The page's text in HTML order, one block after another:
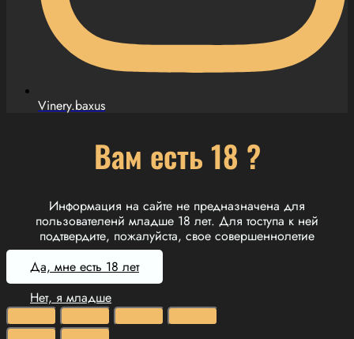
Vinery.baxus
Вам есть 18 ?
Информация на сайте не предназначена для
пользователенй младше 18 лет. Для тоступа к ней
подтвердите, пожалуйста, свое совершеннолетие
Да, мне есть 18 лет
Нет, я младше